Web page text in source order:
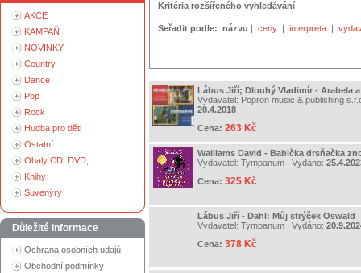
AKCE
KAMPAŇ
NOVINKY
Country
Dance
Pop
Rock
Hudba pro děti
Ostatní
Obaly CD, DVD, ...
Knihy
Suvenýry
Důležité informace
Ochrana osobních údajů
Obchodní podmínky
Kritéria rozšířeného vyhledávání
Seřadit podle: názvu | ceny | interpreta |
Lábus Jiří; Dlouhý Vladimír - Arabela
Vydavatel: Popron music & publishing
20.4.2018
Cena: 263 Kč
Walliams David - Babička drsňačka
Vydavatel: Tympanum | Vydáno:
Cena: 325 Kč
Lábus Jiří - Dahl: Můj strýček Oswald
Vydavatel: Tympanum | Vydáno:
Cena: 378 Kč